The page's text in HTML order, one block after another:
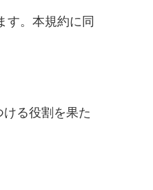
す。本規約に同
る役割を果た